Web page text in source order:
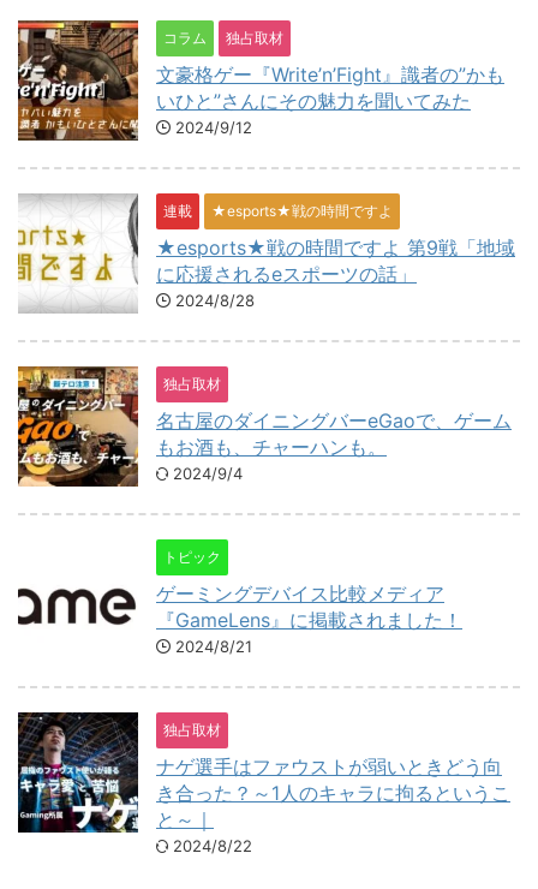
コラム 独占取材
文豪格ゲー『Write’n’Fight』識者の”かも
いひと”さんにその魅力を聞いてみた
2024/9/12
連載 ★esports★戦の時間ですよ
★esports★戦の時間ですよ 第9戦「地域
に応援されるeスポーツの話」
2024/8/28
独占取材
名古屋のダイニングバーeGaoで、ゲーム
もお酒も、チャーハンも。
2024/9/4
トピック
ゲーミングデバイス比較メディア
『GameLens』に掲載されました！
2024/8/21
独占取材
ナゲ選手はファウストが弱いときどう向
き合った？～1人のキャラに拘るというこ
と～｜
2024/8/22